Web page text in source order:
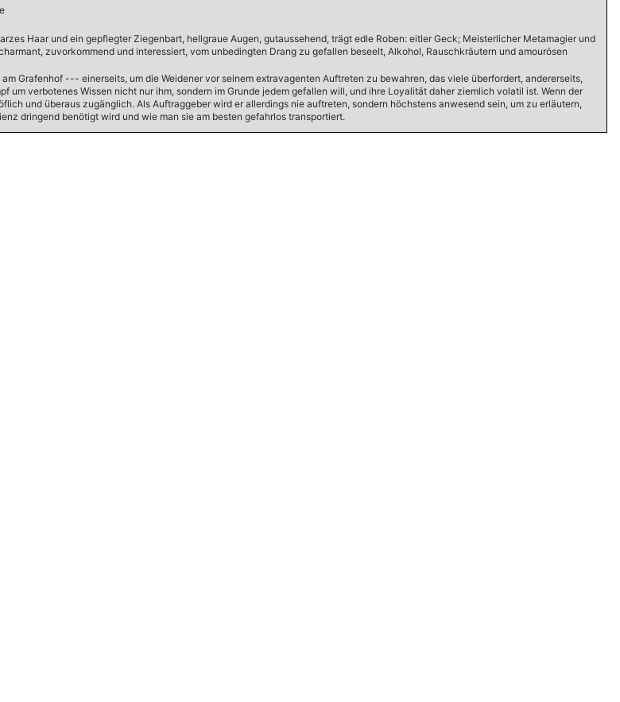
Haar und ein gepflegter Ziegenbart, hellgraue Augen, gutaussehend, trägt edle Roben: eitler Geck; Meisterlicher Metamagier und
zuvorkommend und interessiert, vom unbedingten Drang zu gefallen beseelt, Alkohol, Rauschkräutern und amourösen
Grafenhof --- einerseits, um die Weidener vor seinem extravagenten Auftreten zu bewahren, das viele überfordert, andererseits,
um verbotenes Wissen nicht nur ihm, sondern im Grunde jedem gefallen will, und ihre Loyalität daher ziemlich volatil ist. Wenn der
und überaus zugänglich. Als Auftraggeber wird er allerdings nie auftreten, sondern höchstens anwesend sein, um zu erläutern,
dringend benötigt wird und wie man sie am besten gefahrlos transportiert.